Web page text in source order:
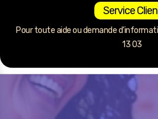
Service
Pour toute aide ou demande
13 03